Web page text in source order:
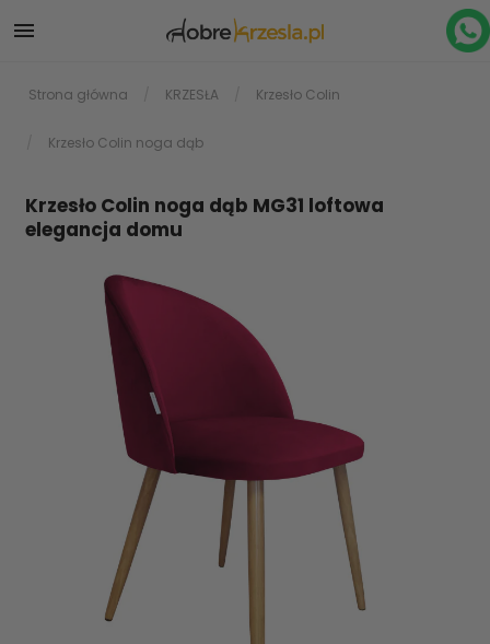

Strona główna KRZESŁA Krzesło Colin
Krzesło Colin noga dąb
Krzesło Colin noga dąb MG31 loftowa
elegancja domu